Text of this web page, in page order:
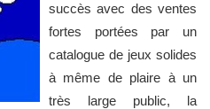
succès avec des ventes
fortes portées par un
catalogue de jeux solides
à même de plaire à un
très large public, la